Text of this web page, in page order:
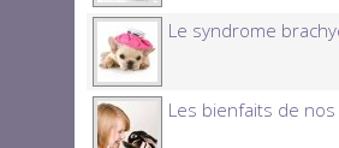
Le syndrome
Les bienfaits de